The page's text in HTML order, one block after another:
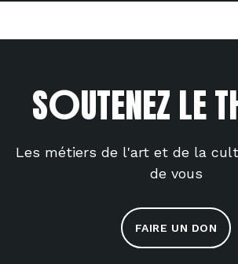
SOUTENEZ LE
Les métiers de l'art et de la
de vous
FAIRE UN DON